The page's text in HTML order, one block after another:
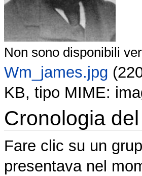
Non sono disponibili
Wm_james.jpg
KB, tipo MIME:
Cronologia
Fare clic su un
presentava nel